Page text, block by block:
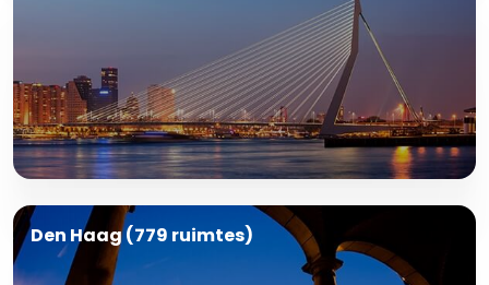
Den Haag (779 ruimtes)